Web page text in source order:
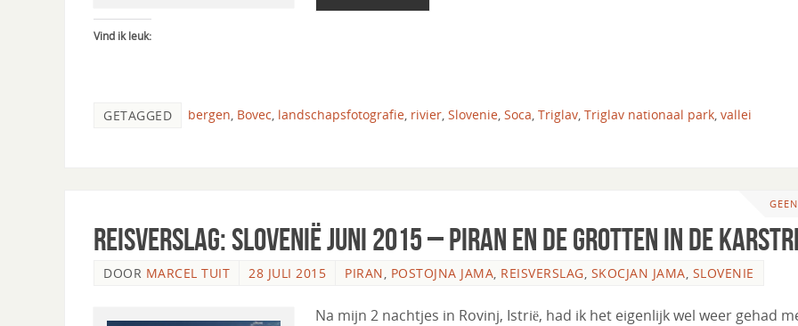
Vind ik leuk:
GETAGGED bergen, Bovec, landschapsfotografie, rivier, Slovenie, Soca, Triglav, Triglav nationaal park, vallei
Reisverslag: Slovenië Juni 2015 – Piran en de grotten in de
DOOR MARCEL TUIT 28 JULI 2015 PIRAN, POSTOJNA JAMA, REISVERSLAG, SKOCJAN JAMA, SLOVENIE
Na mijn 2 nachtjes in Rovinj, Istrië, had ik het eigenlijk wel weer gehad